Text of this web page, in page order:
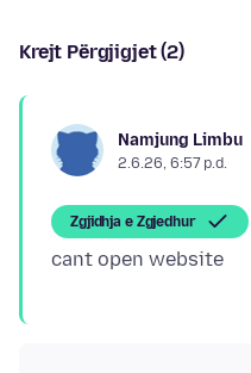
Krejt Përgjigjet (2)
Namjung Limbu
2.6.26, 6:57 p.d.
Zgjidhja e Zgjedhur